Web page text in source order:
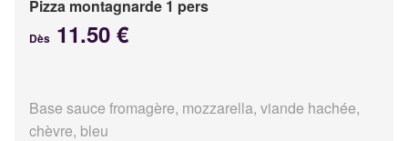
Pizza montagnarde 1 pers
Dès 11.50 €
Base sauce fromagère, mozzarella, viande hachée,
chèvre, bleu